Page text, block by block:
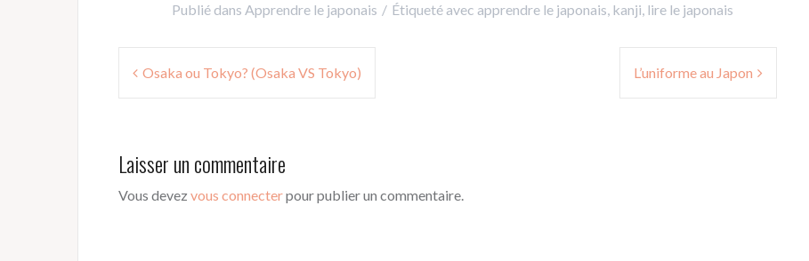
Publié dans Apprendre le japonais Étiqueté avec apprendre le japonais, kanji, lire le japonais
Navigation
de Osaka ou Tokyo? (Osaka VS Tokyo) L’uniforme au Japon
Laisser un commentaire
Vous devez vous connecterpour publier un commentaire.